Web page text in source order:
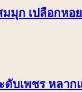
มุก เปลือกหอ
ดับเพชร หลาก